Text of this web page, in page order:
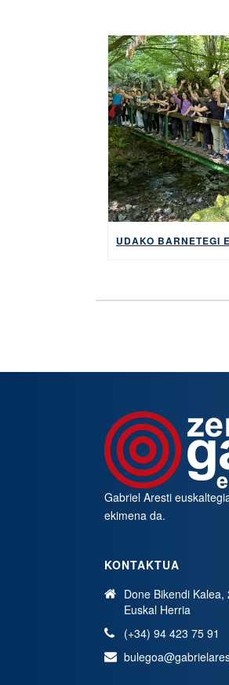
Gabriel Aresti
ekimena da.
KONTAKTUA
Done Bikendi
Euskal Herria
(+34) 94 423 75 91